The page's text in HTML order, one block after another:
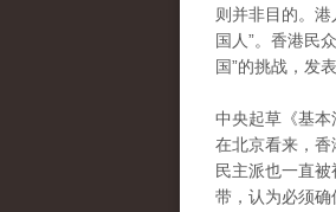
则并非目的。
国人”。香港民
国”的挑战，发
中央起草《基本
在北京看来，
民主派也一直
带，认为必须确